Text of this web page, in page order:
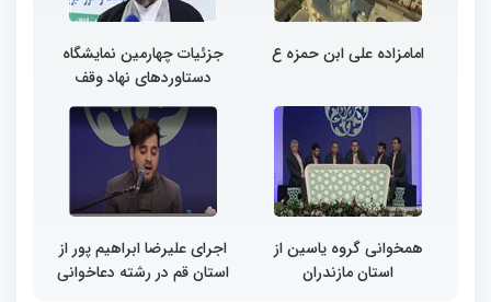
امامزاده علی ابن حمزه ع
جزئیات چهارمین نمایشگاه
دستاوردهای نهاد وقف
همخوانی گروه یاسین از
استان مازندران
اجرای علیرضا ابراهیم پور از
استان قم در رشته دعاخوانی